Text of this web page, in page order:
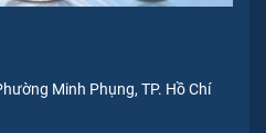
Minh Phụng, TP. Hồ Chí